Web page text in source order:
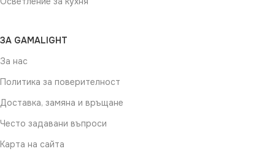
ЗА GAMALIGHT
За нас
Политика за поверителност
Доставка, замяна и връщане
Често задавани въпроси
Карта на сайта